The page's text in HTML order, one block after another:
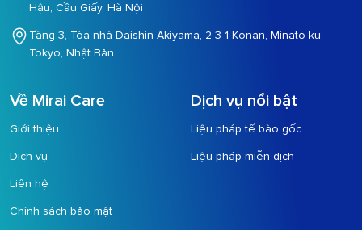
Hậu, Cầu Giấy, Hà Nội
Tầng 3, Tòa nhà Daishin Akiyama, 2-3-1 Konan, Minato-ku,
Tokyo, Nhật Bản
Về Mirai Care
Giới thiệu
Dịch vụ
Liên hệ
Chính sách bảo mật
Dịch vụ nổi bật
Liệu pháp tế bào gốc
Liệu pháp miễn dịch